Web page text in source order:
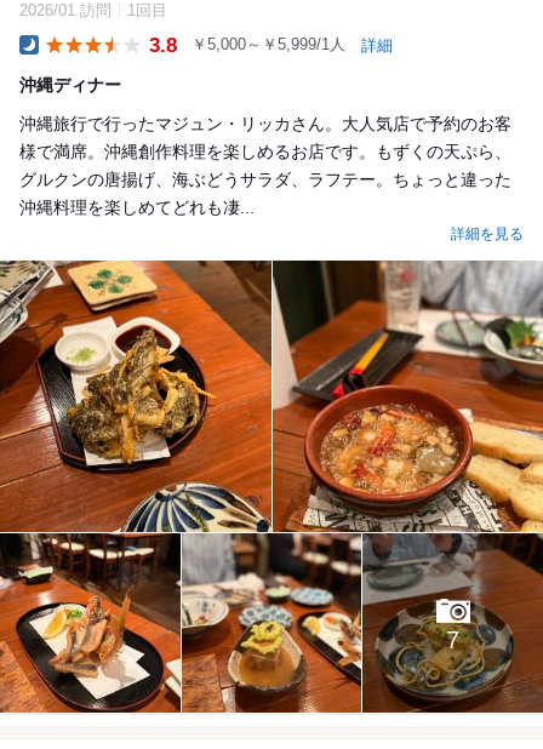
2026/01 訪問 1回目
3.8 ￥5,000～￥5,999/1人 詳細
沖縄ディナー
沖縄旅行で行ったマジュン・リッカさん。大人気店で予約のお客
様で満席。沖縄創作料理を楽しめるお店です。もずくの天ぷら、
グルクンの唐揚げ、海ぶどうサラダ、ラフテー。ちょっと違った
沖縄料理を楽しめてどれも凄...
詳細を見る
7